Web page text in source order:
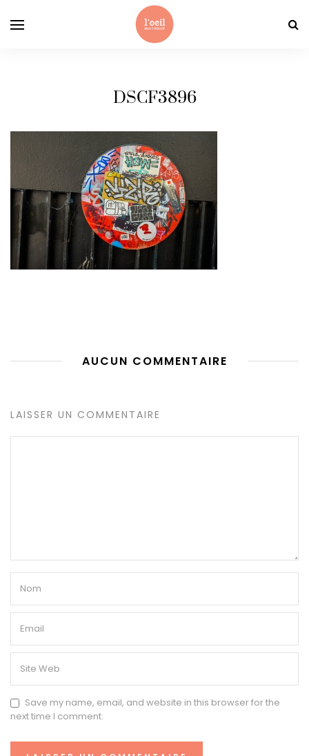
DSCF3896
AUCUN COMMENTAIRE
LAISSER UN COMMENTAIRE
Save my name, email, and website in this browser for the
next time I comment.